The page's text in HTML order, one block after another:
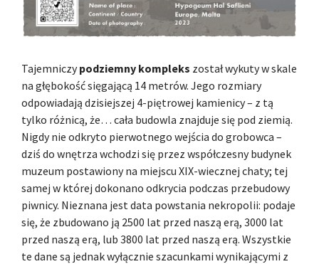
Tajemniczypodziemny kompleks został wykuty w skale
na głębokość sięgającą 14 metrów. Jego rozmiary
odpowiadają dzisiejszej 4-piętrowej kamienicy – z tą
tylko różnicą, że… cała budowla znajduje się pod ziemią.
Nigdy nie odkryto pierwotnego wejścia do grobowca –
dziś do wnętrza wchodzi się przez współczesny budynek
muzeum postawiony na miejscu XIX-wiecznej chaty; tej
samej w której dokonano odkrycia podczas przebudowy
piwnicy. Nieznana jest data powstania nekropolii: podaje
się, że zbudowano ją 2500 lat przed naszą erą, 3000 lat
przed naszą erą, lub 3800 lat przed naszą erą. Wszystkie
te dane są jednak wyłącznie szacunkami wynikającymi z